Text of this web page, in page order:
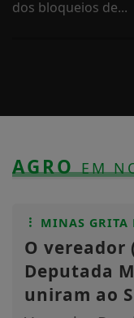
dos bloqueios de...
AGROEM
MINAS GRITA
O vereador
Deputada
uniram ao